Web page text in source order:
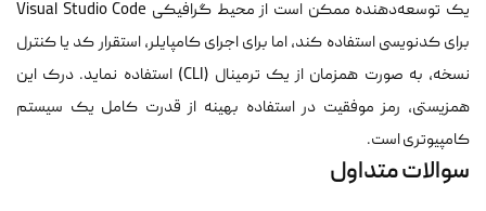
یک توسعه‌دهنده ممکن است از محیط گرافیکی Visual Studio Code
برای کدنویسی استفاده کند، اما برای اجرای کامپایلر، استقرار کد یا کنترل
نسخه، به صورت همزمان از یک ترمینال (CLI) استفاده نماید. درک این
همزیستی، رمز موفقیت در استفاده بهینه از قدرت کامل یک سیستم
کامپیوتری است.
سوالات متداول